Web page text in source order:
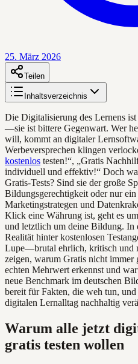
25. März 2026
Teilen
Inhaltsverzeichnis
Die Digitalisierung des Lernens
—sie ist bittere Gegenwart. Wer
will, kommt an digitaler
Werbeversprechen klingen
kostenlos testen!“, „Gratis
individuell und effektiv!“ Doch
Gratis-Tests? Sind sie der große
Bildungsgerechtigkeit oder nur
Marketingstrategen und
Klick eine Währung ist, geht es
und letztlich um deine Bildung.
Realität hinter kostenlosen
Lupe—brutal ehrlich, kritisch und
zeigen, warum Gratis nicht immer
echten Mehrwert erkennst und
neue Benchmark im deutschen
bereit für Fakten, die weh tun,
digitalen Lernalltag nachhaltig
Warum alle jetzt
gratis testen wollen